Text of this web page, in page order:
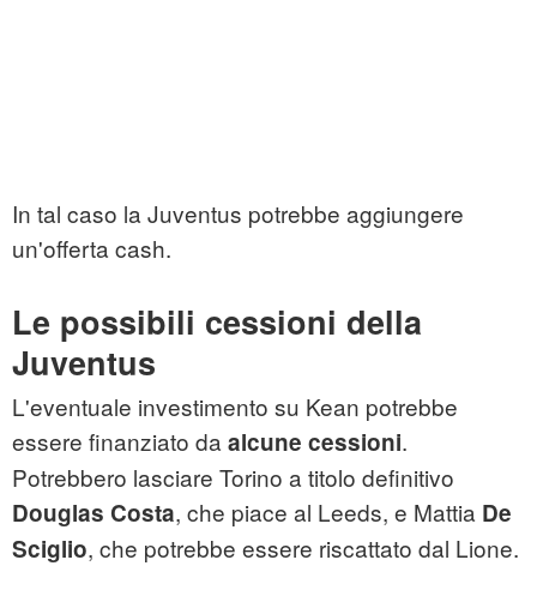
In tal caso la Juventus potrebbe aggiungere
un'offerta cash.
Le possibili cessioni della
Juventus
L'eventuale investimento su Kean potrebbe
essere finanziato da alcune cessioni.
Potrebbero lasciare Torino a titolo definitivo
Douglas Costa, che piace al Leeds, e Mattia De
Sciglio, che potrebbe essere riscattato dal Lione.